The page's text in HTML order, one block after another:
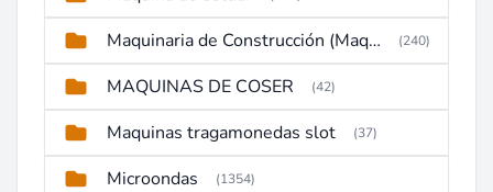
Maquinaria de Construcción (Maquinaria Pesada) (240)
MAQUINAS DE COSER (42)
Maquinas tragamonedas slot (37)
Microondas (1354)